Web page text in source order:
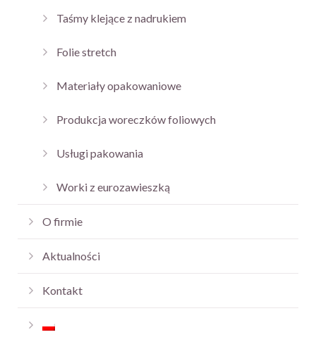
Taśmy klejące z nadrukiem
Folie stretch
Materiały opakowaniowe
Produkcja woreczków foliowych
Usługi pakowania
Worki z eurozawieszką
O firmie
Aktualności
Kontakt